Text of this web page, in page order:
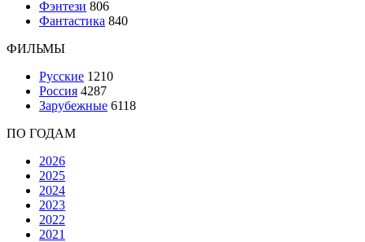
Фэнтези 806
Фантастика 840
ФИЛЬМЫ
Русские 1210
Россия 4287
Зарубежные 6118
ПО ГОДАМ
2026
2025
2024
2023
2022
2021